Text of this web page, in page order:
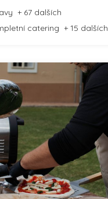
+ 67 dalších
catering + 15 dalších